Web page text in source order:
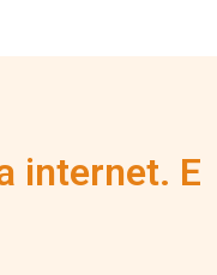
internet. E